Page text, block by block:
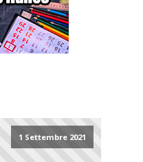
1 Settembre 2021